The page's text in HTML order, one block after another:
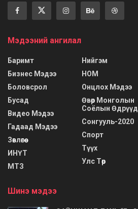
Мэдээний ангилал
Баримт
Бизнес Мэдээ
Боловсрол
Бусад
Видео Мэдээ
Гадаад Мэдээ
Зөвлөгөө
ИНҮТ
МТЗ
Нийгэм
НОМ
Онцлох Мэдээ
Өвөр Монголын
Соёлын Өдрүүд
Сонгууль-2020
Спорт
Түүх
Улс Төр
Шинэ мэдээ